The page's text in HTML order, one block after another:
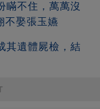
瞞不住，萬萬沒
不娶張玉嬿
其遺體屍檢，結